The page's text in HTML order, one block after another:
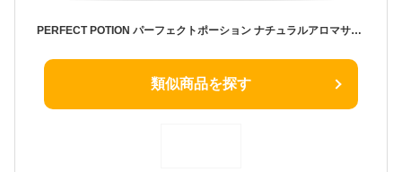
PERFECT POTION パーフェクトポーション ナチュラルアロマサンスクリーン 日焼け止め クリーム 50g SPF32 PA+++ 顔 体 100% 天然成分 赤ちゃん使用可能 ノンケミカル UVカット 紫外線 ブロック 酸化亜鉛 ヴィーガン処方 おすすめ 皮膚 やさしい
類似商品を探す